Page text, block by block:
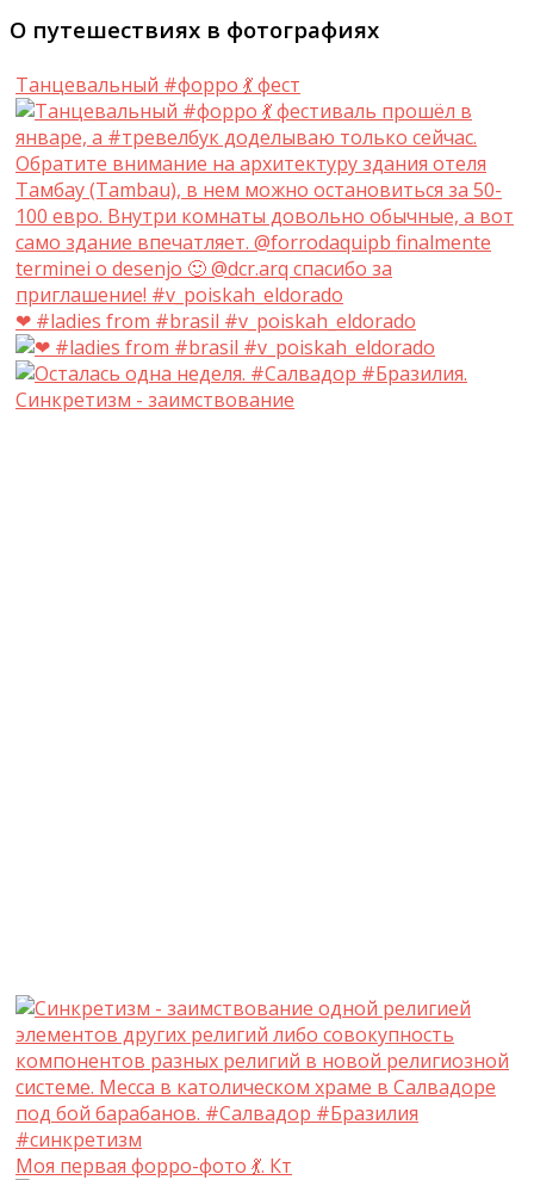
О путешествиях в фотографиях
Танцевальный #форро 💃 фест
❤ #ladies from #brasil #v_poiskah_eldorado
Синкретизм - заимствование
Моя первая форро-фото 💃. Кт